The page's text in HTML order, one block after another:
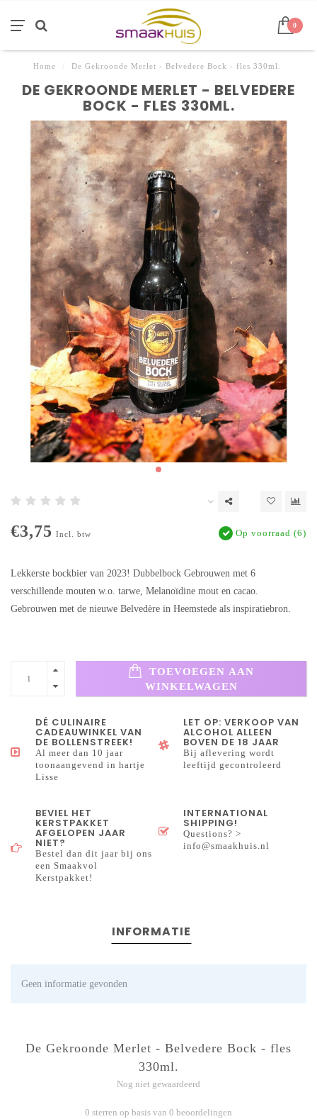
0
Home De Gekroonde Merlet - Belvedere Bock - fles 330ml.
DE GEKROONDE MERLET - BELVEDERE
BOCK - FLES 330ML.
€3,75 Incl. btw Op voorraad (6)
Lekkerste bockbier van 2023! Dubbelbock Gebrouwen met 6
verschillende mouten w.o. tarwe, Melanoïdine mout en cacao.
Gebrouwen met de nieuwe Belvedère in Heemstede als inspiratiebron.
TOEVOEGEN AAN
WINKELWAGEN
DÉ CULINAIRE
CADEAUWINKEL VAN
DE BOLLENSTREEK!
Al meer dan 10 jaar
toonaangevend in hartje
Lisse
LET OP: VERKOOP VAN
ALCOHOL ALLEEN
BOVEN DE 18 JAAR
Bij aflevering wordt
leeftijd gecontroleerd
BEVIEL HET
KERSTPAKKET
AFGELOPEN JAAR
NIET?
Bestel dan dit jaar bij ons
een Smaakvol
Kerstpakket!
INTERNATIONAL
SHIPPING!
Questions? >
info@smaakhuis.nl
INFORMATIE
Geen informatie gevonden
De Gekroonde Merlet - Belvedere Bock - fles
330ml.
Nog niet gewaardeerd
0 sterren op basis van 0 beoordelingen